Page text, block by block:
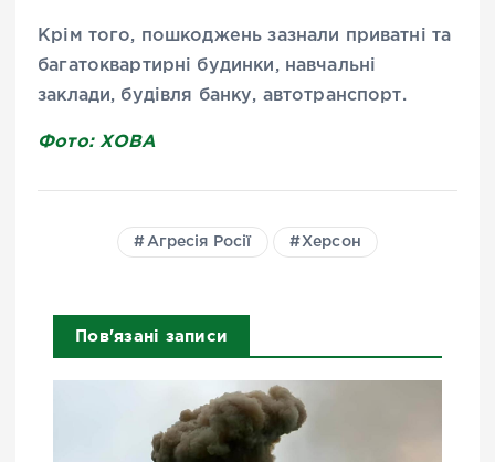
Крім того, пошкоджень зазнали приватні та
багатоквартирні будинки, навчальні
заклади, будівля банку, автотранспорт.
Фото: ХОВА
Агресія Росії Херсон
Пов'язані записи